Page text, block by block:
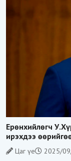
Ерөнхийлөгч
ирэхдээ
тогтолцооны
түмэнд
Цаг үе
2025/